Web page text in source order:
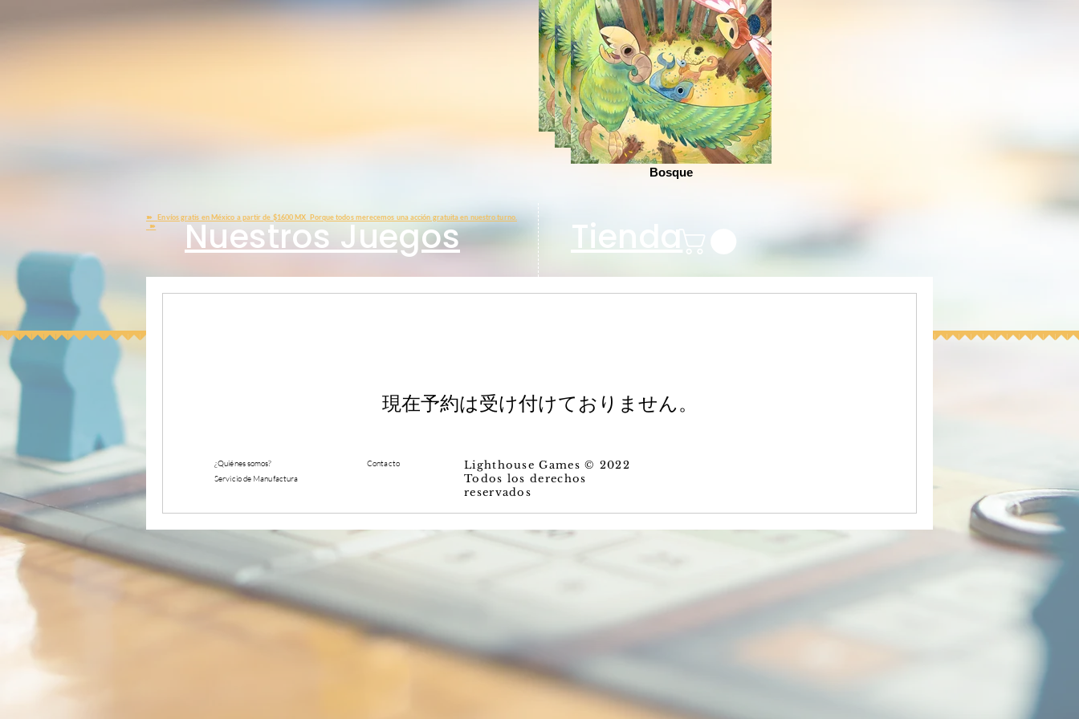
Bosque
Bosque
Bosque
Nuestros Juegos
➽Envíos gratis en México a partir de $1600 MX Porque todos merecemos una acción gratuita en nuestro turno.
➽
Tienda
現在予約は受け付けておりません。
¿Quiénes somos?
Contacto
Servicio de Manufactura
Lighthouse Games © 2022
Todos los derechos
reservados